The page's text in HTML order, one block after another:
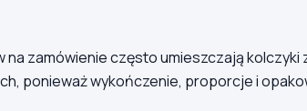
zamówienie często umieszczają kolczyki
ponieważ wykończenie, proporcje i